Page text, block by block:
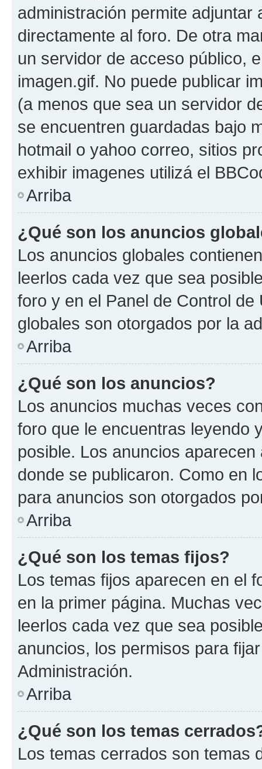
administración permite
directamente al foro. De otra
un servidor de acceso público,
imagen.gif. No puede publicar
(a menos que sea un servidor
se encuentren guardadas bajo
hotmail o yahoo correo, sitios
exhibir imagenes utilizá el
Arriba
¿Qué son los anuncios
Los anuncios globales
leerlos cada vez que sea
foro y en el Panel de Control
globales son otorgados por la
Arriba
¿Qué son los anuncios?
Los anuncios muchas veces
foro que le encuentras leyendo
posible. Los anuncios
donde se publicaron. Como en
para anuncios son otorgados
Arriba
¿Qué son los temas fijos?
Los temas fijos aparecen en el
en la primer página. Muchas
leerlos cada vez que sea
anuncios, los permisos para
Administración.
Arriba
¿Qué son los temas
Los temas cerrados son temas